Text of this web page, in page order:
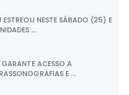
ESTREOU NESTE SÁBADO (25) E
...
ACESSO A
E ...